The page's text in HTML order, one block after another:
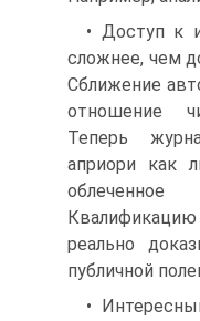
• Доступ к
сложнее, чем
Сближение
отношение
Теперь
априори как
облеченное
реально
публичной
•